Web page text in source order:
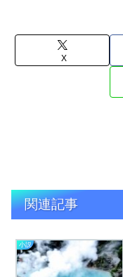
X
関連記事
小説